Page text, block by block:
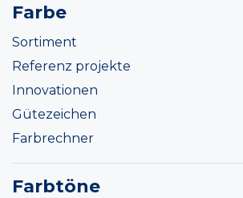
Farbe
Sortiment
Referenz projekte
Innovationen
Gütezeichen
Farbrechner
Farbtöne